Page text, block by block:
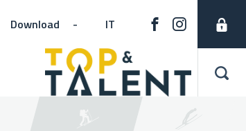
Download - IT